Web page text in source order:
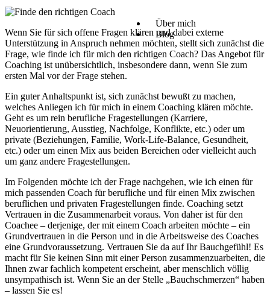
Über mich
Blog
Wenn Sie für sich offene Fragen klären und dabei externe
Unterstützung in Anspruch nehmen möchten, stellt sich zunächst die
Frage, wie finde ich für mich den richtigen Coach? Das Angebot für
Coaching ist unübersichtlich, insbesondere dann, wenn Sie zum
ersten Mal vor der Frage stehen.
Ein guter Anhaltspunkt ist, sich zunächst bewußt zu machen,
welches Anliegen ich für mich in einem Coaching klären möchte.
Geht es um rein berufliche Fragestellungen (Karriere,
Neuorientierung, Ausstieg, Nachfolge, Konflikte, etc.) oder um
private (Beziehungen, Familie, Work-Life-Balance, Gesundheit,
etc.) oder um einen Mix aus beiden Bereichen oder vielleicht auch
um ganz andere Fragestellungen.
Im Folgenden möchte ich der Frage nachgehen, wie ich einen für
mich passenden Coach für berufliche und für einen Mix zwischen
beruflichen und privaten Fragestellungen finde. Coaching setzt
Vertrauen in die Zusammenarbeit voraus. Von daher ist für den
Coachee – derjenige, der mit einem Coach arbeiten möchte – ein
Grundvertrauen in die Person und in die Arbeitsweise des Coaches
eine Grundvoraussetzung. Vertrauen Sie da auf Ihr Bauchgefühl! Es
macht für Sie keinen Sinn mit einer Person zusammenzuarbeiten, die
Ihnen zwar fachlich kompetent erscheint, aber menschlich völlig
unsympathisch ist. Wenn Sie an der Stelle „Bauchschmerzen“ haben
– lassen Sie es!